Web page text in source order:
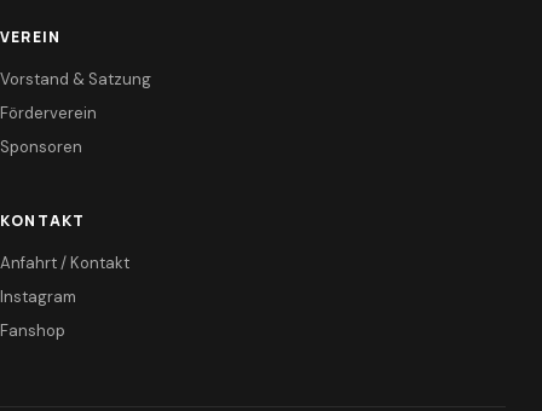
VEREIN
Vorstand & Satzung
Förderverein
Sponsoren
KONTAKT
Anfahrt / Kontakt
Instagram
Fanshop